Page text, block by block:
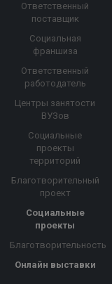
Ответственный
поставщик
Социальная
франшиза
Ответственный
работодатель
Центры занятости
ВУЗов
Социальные
проекты
территорий
Благотворительный
проект
Социальные
проекты
Благотворительность
Онлайн выставки